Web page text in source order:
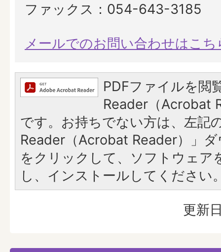
ファックス：054-643-3185
メールでのお問い合わせはこち
PDFファイルを閲
Reader（Acrobat
です。お持ちでない方は、左記
Reader（Acrobat Reader）」
をクリックして、ソフトウェア
し、インストールしてください
更新